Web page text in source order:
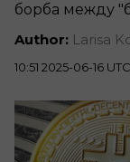
борба между
Author: Larisa
10:51 2025-06-16